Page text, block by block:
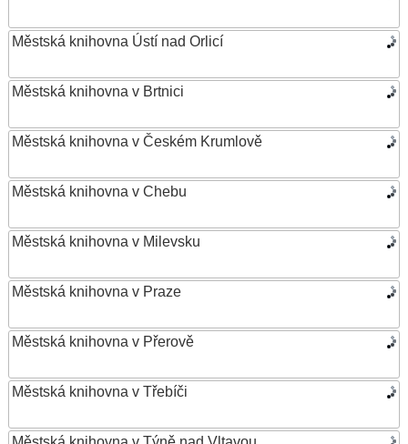
Městská knihovna Ústí nad Orlicí
Městská knihovna v Brtnici
Městská knihovna v Českém Krumlově
Městská knihovna v Chebu
Městská knihovna v Milevsku
Městská knihovna v Praze
Městská knihovna v Přerově
Městská knihovna v Třebíči